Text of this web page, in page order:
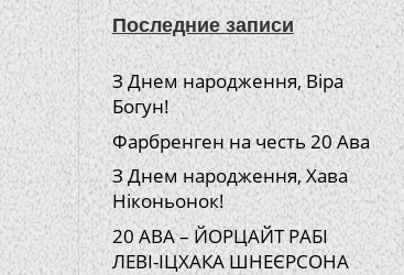
Последние записи
З Днем народження, Віра
Богун!
Фарбренген на честь 20 Ава
З Днем народження, Хава
Ніконьонок!
20 АВА – ЙОРЦАЙТ РАБІ
ЛЕВІ-ІЦХАКА ШНЕЄРСОНА